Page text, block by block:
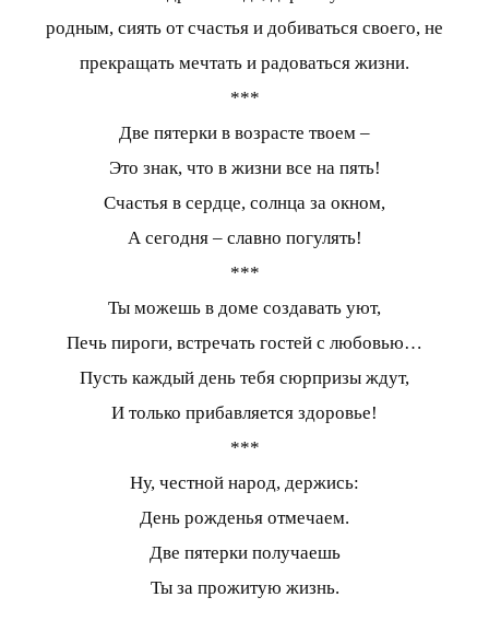
родным, сиять от счастья и добиваться своего, не
прекращать мечтать и радоваться жизни.
***
Две пятерки в возрасте твоем –
Это знак, что в жизни все на пять!
Счастья в сердце, солнца за окном,
А сегодня – славно погулять!
***
Ты можешь в доме создавать уют,
Печь пироги, встречать гостей с любовью…
Пусть каждый день тебя сюрпризы ждут,
И только прибавляется здоровье!
***
Ну, честной народ, держись:
День рожденья отмечаем.
Две пятерки получаешь
Ты за прожитую жизнь.